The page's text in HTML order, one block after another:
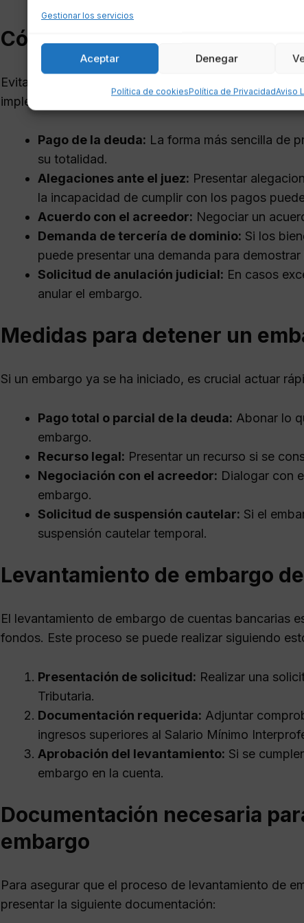
Gestionar los servicios
Aceptar Denegar
Política de cookiesPolítica de PrivacidadAviso
Cómo evitar o anular un
Evitar o anular un embargo judicial puede ser
implementarse:
Pago de la deuda: La forma más sencilla de
su totalidad.
Alegaciones ante el juez: Presentar
la incapacidad de cumplir con los pagos
Acuerdo con el acreedor: Negociar un
Demanda de tercería de dominio: Si los
puede presentar una demanda para
Solicitud de anulación judicial: En casos
anular el embargo.
Medidas para detener un
Si un embargo ya se ha iniciado, es crucial actuar
Pago total o parcial de la deuda: Abonar lo
embargo.
Recurso legal: Presentar un recurso si se
Negociación con el acreedor: Dialogar con
embargo.
Solicitud de suspensión cautelar: Si el
suspensión cautelar temporal.
Levantamiento de embargo
El levantamiento de embargo de cuentas bancarias
fondos. Este proceso se puede realizar siguiendo
Presentación de solicitud: Realizar una
Tributaria.
Documentación requerida: Adjuntar
ingresos superiores al Salario Mínimo
Aprobación del levantamiento: Si se
embargo en la cuenta.
Documentación necesaria
embargo
Para asegurar que el proceso de levantamiento de
presentar la siguiente documentación: